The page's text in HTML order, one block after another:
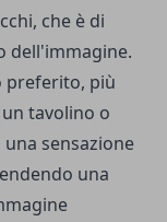
che è di
dell'immagine.
preferito, più
tavolino o
sensazione
una